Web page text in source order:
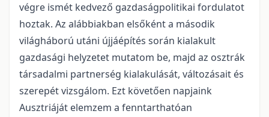
végre ismét kedvező gazdaságpolitikai fordulatot
hoztak. Az alábbiakban elsőként a második
világháború utáni újjáépítés során kialakult
gazdasági helyzetet mutatom be, majd az osztrák
társadalmi partnerség kialakulását, változásait és
szerepét vizsgálom. Ezt követően napjaink
Ausztriáját elemzem a fenntarthatóan